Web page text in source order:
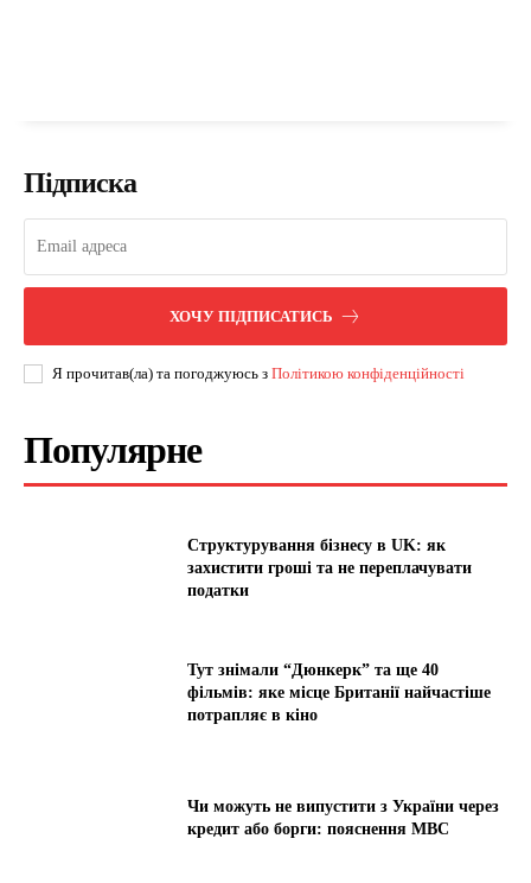
Підписка
ХОЧУ ПІДПИСАТИСЬ
Я прочитав(ла) та погоджуюсь з Політикою конфіденційності
Популярне
Структурування бізнесу в UK: як
захистити гроші та не переплачувати
податки
Тут знімали “Дюнкерк” та ще 40
фільмів: яке місце Британії найчастіше
потрапляє в кіно
Чи можуть не випустити з України через
кредит або борги: пояснення МВС